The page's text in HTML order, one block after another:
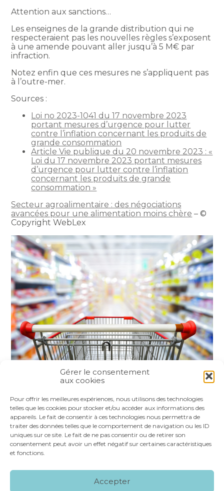
Gérer le consentement
aux cookies
Pour offrir les meilleures expériences, nous utilisons des technologies
telles que les cookies pour stocker et/ou accéder aux informations des
appareils. Le fait de consentir à ces technologies nous permettra de
traiter des données telles que le comportement de navigation ou les ID
uniques sur ce site. Le fait de ne pas consentir ou de retirer son
consentement peut avoir un effet négatif sur certaines caractéristiques
et fonctions.
Accepter
Attention aux sanctions…
Les enseignes de la grande distribution qui ne
respecteraient pas les nouvelles règles s’exposent
à une amende pouvant aller jusqu’à 5 M€ par
infraction.
Notez enfin que ces mesures ne s’appliquent pas
à l’outre-mer.
Sources :
Loi no 2023-1041 du 17 novembre 2023
portant mesures d’urgence pour lutter
contre l’inflation concernant les produits de
grande consommation
Article Vie publique du 20 novembre 2023 : «
Loi du 17 novembre 2023 portant mesures
d’urgence pour lutter contre l’inflation
concernant les produits de grande
consommation »
Secteur agroalimentaire : des négociations
avancées pour une alimentation moins chère – ©
Copyright WebLex
FaceBook
TwitterLinkedIn
Footer
NOS SERVICES